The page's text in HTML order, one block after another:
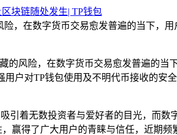
块链随处发生| TP钱包
，在数字货币交易愈发普遍的当下，
风险，在数字货币交易愈发普遍的当
户对TP钱包使用及不明代币接收的安
着无数投资者与爱好者的目光，而
赢得了广大用户的青睐与信任，近期